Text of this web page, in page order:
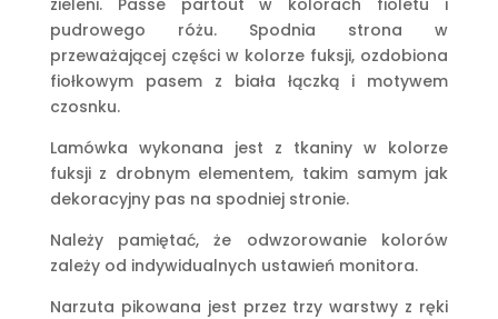
pudrowego różu. Spodnia strona w
przeważającej części w kolorze fuksji, ozdobiona
fiołkowym pasem z biała łączką i motywem
czosnku.
Lamówka wykonana jest z tkaniny w kolorze
fuksji z drobnym elementem, takim samym jak
dekoracyjny pas na spodniej stronie.
Należy pamiętać, że odwzorowanie kolorów
zależy od indywidualnych ustawień monitora.
Narzuta pikowana jest przez trzy warstwy z ręki